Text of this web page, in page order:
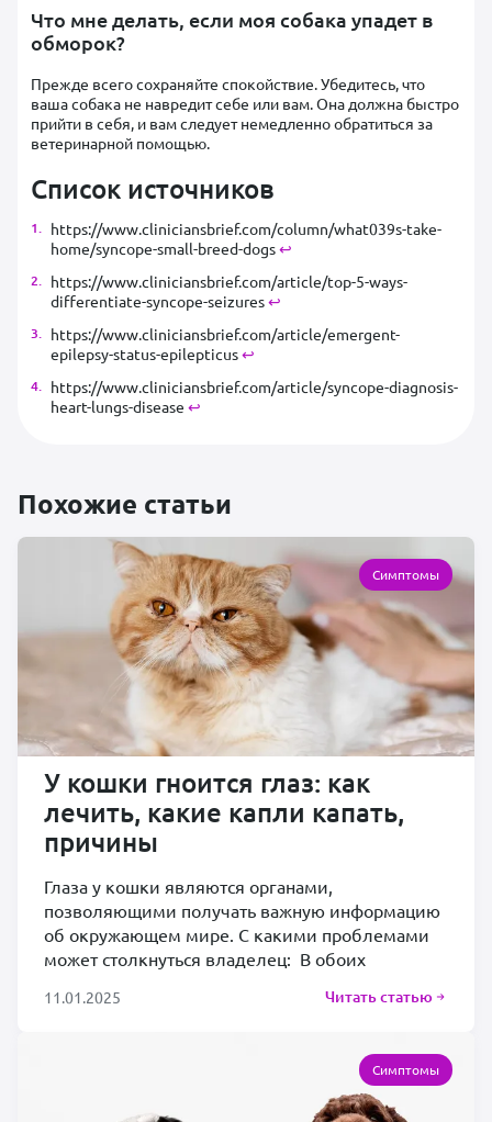
Что мне делать, если моя собака упадет в
обморок?
Прежде всего сохраняйте спокойствие. Убедитесь, что
ваша собака не навредит себе или вам. Она должна быстро
прийти в себя, и вам следует немедленно обратиться за
ветеринарной помощью.
Список источников
https://www.cliniciansbrief.com/column/what039s-take-
home/syncope-small-breed-dogs↩︎
https://www.cliniciansbrief.com/article/top-5-ways-
differentiate-syncope-seizures↩︎
https://www.cliniciansbrief.com/article/emergent-
epilepsy-status-epilepticus↩︎
https://www.cliniciansbrief.com/article/syncope-diagnosis-
heart-lungs-disease ↩︎
Похожие статьи
У кошки гноится глаз: как
лечить, какие капли капать,
причины
Глаза у кошки являются органами,
позволяющими получать важную информацию
об окружающем мире. С какими проблемами
может столкнуться владелец: В обоих
11.01.2025 Читать статью
Симптомы
Симптомы